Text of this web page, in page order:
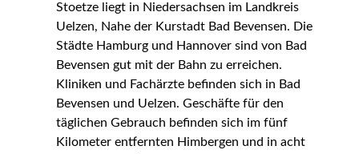
Stoetze liegt in Niedersachsen im Landkreis
Uelzen, Nahe der Kurstadt Bad Bevensen. Die
Städte Hamburg und Hannover sind von Bad
Bevensen gut mit der Bahn zu erreichen.
Kliniken und Fachärzte befinden sich in Bad
Bevensen und Uelzen. Geschäfte für den
täglichen Gebrauch befinden sich im fünf
Kilometer entfernten Himbergen und in acht